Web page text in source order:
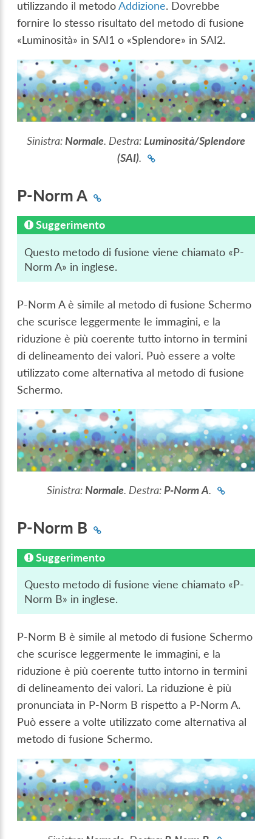
utilizzando il metodoAddizione. Dovrebbe
fornire lo stesso risultato del metodo di fusione
«Luminosità» in SAI1 o «Splendore» in SAI2.
Sinistra: Normale. Destra: Luminosità/Splendore
(SAI).
P-Norm A
Suggerimento
Questo metodo di fusione viene chiamato «P-
Norm A» in inglese.
P-Norm A è simile al metodo di fusione Schermo
che scurisce leggermente le immagini, e la
riduzione è più coerente tutto intorno in termini
di delineamento dei valori. Può essere a volte
utilizzato come alternativa al metodo di fusione
Schermo.
Sinistra: Normale. Destra: P-Norm A.
P-Norm B
Suggerimento
Questo metodo di fusione viene chiamato «P-
Norm B» in inglese.
P-Norm B è simile al metodo di fusione Schermo
che scurisce leggermente le immagini, e la
riduzione è più coerente tutto intorno in termini
di delineamento dei valori. La riduzione è più
pronunciata in P-Norm B rispetto a P-Norm A.
Può essere a volte utilizzato come alternativa al
metodo di fusione Schermo.